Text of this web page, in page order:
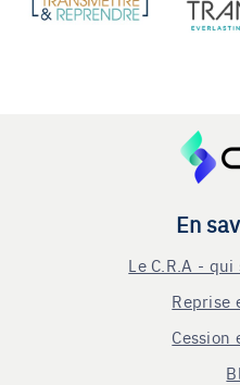
En
Le C.R.A -
Reprise
Cession